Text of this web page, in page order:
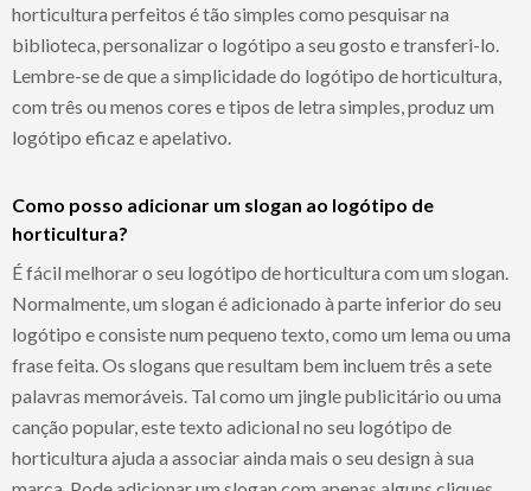
horticultura perfeitos é tão simples como pesquisar na
biblioteca, personalizar o logótipo a seu gosto e transferi-lo.
Lembre-se de que a simplicidade do logótipo de horticultura,
com três ou menos cores e tipos de letra simples, produz um
logótipo eficaz e apelativo.
Como posso adicionar um slogan ao logótipo de
horticultura?
É fácil melhorar o seu logótipo de horticultura com um slogan.
Normalmente, um slogan é adicionado à parte inferior do seu
logótipo e consiste num pequeno texto, como um lema ou uma
frase feita. Os slogans que resultam bem incluem três a sete
palavras memoráveis. Tal como um jingle publicitário ou uma
canção popular, este texto adicional no seu logótipo de
horticultura ajuda a associar ainda mais o seu design à sua